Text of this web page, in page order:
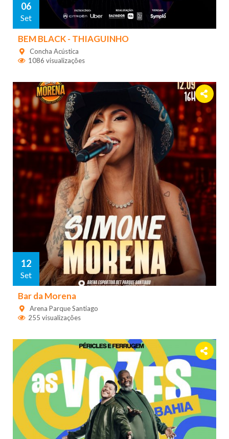
06
Set
BEM BLACK - THIAGUINHO
Concha Acústica
1086 visualizações
12
Set
Bar da Morena
Arena Parque Santiago
255 visualizações